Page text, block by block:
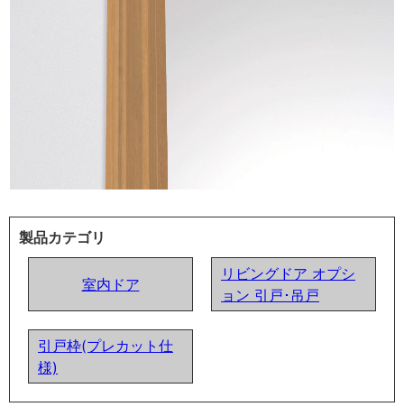
製品カテゴリ
室内ドア
リビングドア オプシ
ョン 引戸･吊戸
引戸枠(プレカット仕
様)